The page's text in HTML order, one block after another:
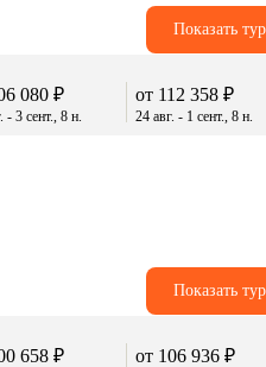
Показать
080 ₽
- 3 сент., 8 н.
от 112 358 ₽
24 авг. - 1 сент., 8 н.
Показать
658 ₽ от 106 936 ₽